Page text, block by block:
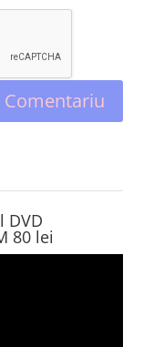
DVD
80 lei